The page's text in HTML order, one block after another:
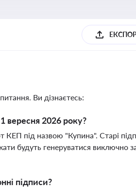
Ви дізнаєтесь:
вересня 2026 року?
КЕП під назвою "Купина". Старі
будуть генеруватися виключно
підписи?